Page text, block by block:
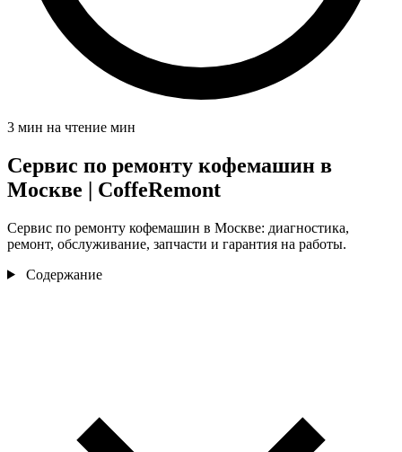
3 мин на чтение мин
Сервис по ремонту кофемашин в
Москве | CoffeRemont
Сервис по ремонту кофемашин в Москве: диагностика,
ремонт, обслуживание, запчасти и гарантия на работы.
Содержание